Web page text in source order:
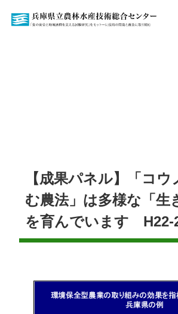
【成果パネル】「コ
む農法」は多様な「生
を育んでいます H22-